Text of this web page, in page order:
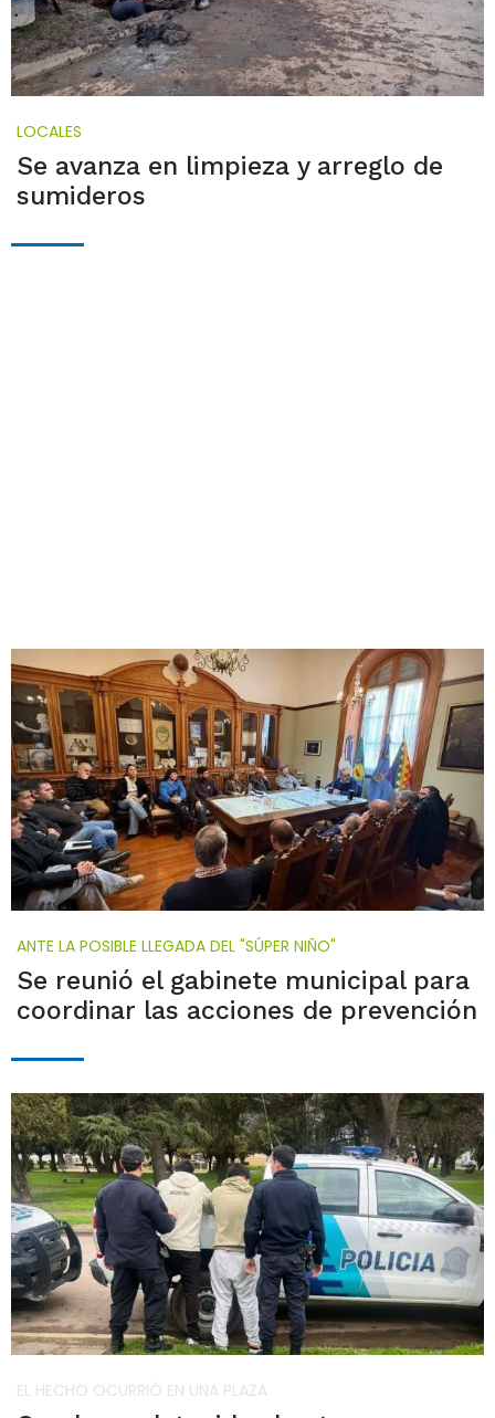
LOCALES
Se avanza en limpieza y arreglo de
sumideros
ANTE LA POSIBLE LLEGADA DEL "SÚPER NIÑO"
Se reunió el gabinete municipal para
coordinar las acciones de prevención
EL HECHO OCURRIÓ EN UNA PLAZA